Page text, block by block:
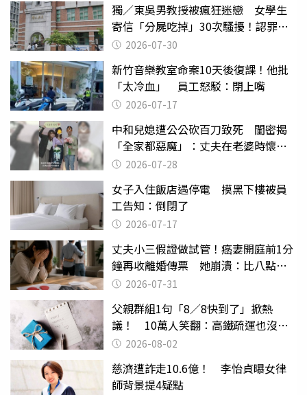
獨／東吳男教授被瘋狂迷戀 女學生
寄信「分屍吃掉」30次騷擾！認罪免
關 2026-07-30
新竹音樂教室命案10天後復課！他批
「太冷血」 員工怒駁：閉上嘴
2026-07-17
中和兒媳遭公公砍百刀致死 閨密揭
「全家都惡魔」：丈夫在老婆時懷孕
摔東西
2026-07-28
女子入住飯店遇停電 摸黑下樓被員
工告知：倒閉了
2026-07-17
丈夫小三假證做試管！癌妻開庭前1分
鐘再收離婚傳票 她崩潰：比八點檔
還扯2026-07-31
父親群組1句「8／8快到了」掀熱
議！ 10萬人笑翻：高鐵疏運也沒列
父親節
2026-08-02
慈濟遭詐走10.6億！ 李怡貞曝女律
師背景提4疑點